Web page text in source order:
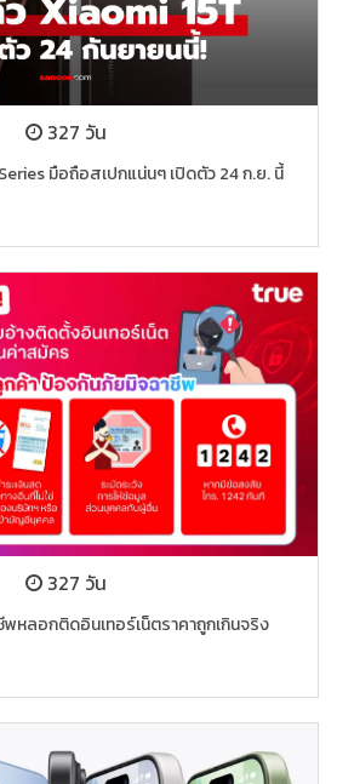
327 วัน
มือถือสเปกแน่นๆ เปิดตัว 24 ก.ย. นี้
327 วัน
พหลอกติดอินเทอร์เน็ตราคาถูกเกินจริง